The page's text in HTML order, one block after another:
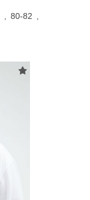
, 80-82 ,